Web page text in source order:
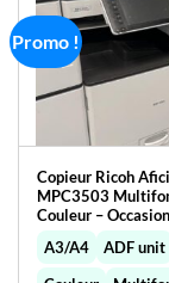
Promo !
Copieur Ricoh
MPC3503
Couleur – Occasion
A3/A4
ADF unit